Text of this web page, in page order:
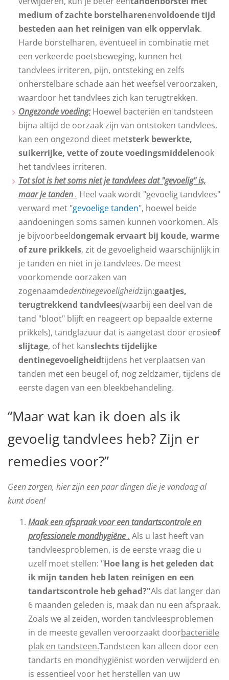
medium of zachte borstelharenenvoldoende tijd
besteden aan het reinigen van elk oppervlak.
Harde borstelharen, eventueel in combinatie met
een verkeerde poetsbeweging, kunnen het
tandvlees irriteren, pijn, ontsteking en zelfs
onherstelbare schade aan het weefsel veroorzaken,
waardoor het tandvlees zich kan terugtrekken.
Ongezonde voeding:Hoewel bacteriën en tandsteen
bijna altijd de oorzaak zijn van ontstoken tandvlees,
kan een ongezond dieet metsterk bewerkte,
suikerrijke, vette of zoute voedingsmiddelenook
het tandvlees irriteren.
Tot slot is het soms niet je tandvlees dat "gevoelig" is,
maar je tanden. Heel vaak wordt "gevoelig tandvlees"
verward met "gevoelige tanden", hoewel beide
aandoeningen soms samen kunnen voorkomen. Als
je bijvoorbeeldongemak ervaart bij koude, warme
of zure prikkels, zit de gevoeligheid waarschijnlijk in
je tanden en niet in je tandvlees. De meest
voorkomende oorzaken van
zogenaamdedentinegevoeligheidzijn:gaatjes,
terugtrekkend tandvlees(waarbij een deel van de
tand "bloot" blijft en reageert op bepaalde externe
prikkels), tandglazuur dat is aangetast door erosieof
slijtage, of het kanslechts tijdelijke
dentinegevoeligheidtijdens het verplaatsen van
tanden met een beugel of, nog zeldzamer, tijdens de
eerste dagen van een bleekbehandeling.
“Maar wat kan ik doen als ik
gevoelig tandvlees heb? Zijn er
remedies voor?”
Geen zorgen, hier zijn een paar dingen die je vandaag al
kunt doen!
Maak een afspraak voor een tandartscontrole en
professionele mondhygiëne. Als u last heeft van
tandvleesproblemen, is de eerste vraag die u
uzelf moet stellen: "Hoe lang is het geleden dat
ik mijn tanden heb laten reinigen en een
tandartscontrole heb gehad?"Als dat langer dan
6 maanden geleden is, maak dan nu een afspraak.
Zoals we al zeiden, worden tandvleesproblemen
in de meeste gevallen veroorzaakt doorbacteriële
plak en tandsteen.Tandsteen kan alleen door een
tandarts en mondhygiënist worden verwijderd en
is essentieel voor het herstellen van uw